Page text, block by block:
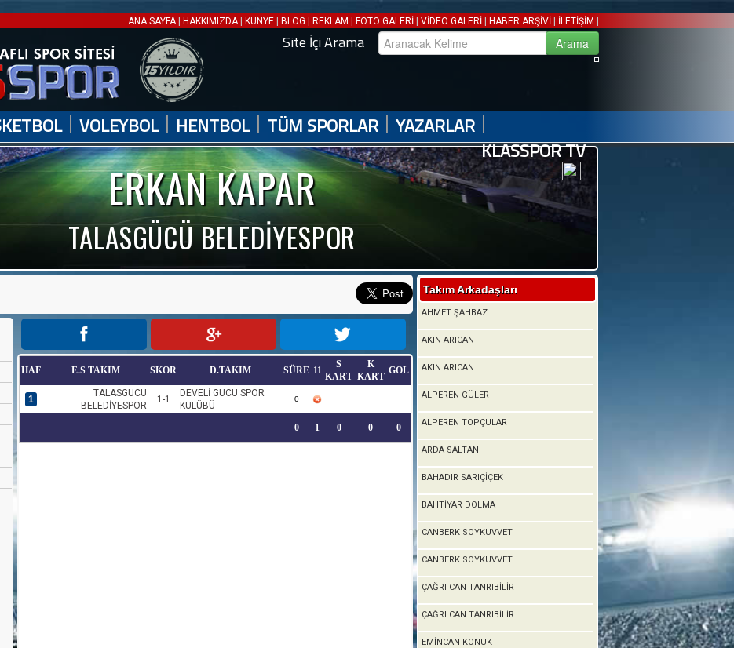
ANA SAYFA| HAKKIMIZDA| KÜNYE | BLOG | REKLAM | FOTO GALERİ | VİDEO GALERİ | HABER ARŞİVİ | İLETİŞİM |
Site İçi Arama
| VOLEYBOL | HENTBOL | TÜM SPORLAR | YAZARLAR |
KLASSPOR TV
ERKAN KAPAR
TALASGÜCÜ BELEDİYESPOR
HAF E.S TAKIM SKOR D.TAKIM SÜRE 11
S
KART
K
KART
GOL
1
TALASGÜCÜ
BELEDİYESPOR
1-1
DEVELİ GÜCÜ SPOR
KULÜBÜ
0
0 1 0 0 0
Takım Arkadaşları
AHMET ŞAHBAZ
AKIN ARICAN
AKIN ARICAN
ALPEREN GÜLER
ALPEREN TOPÇULAR
ARDA SALTAN
BAHADIR SARIÇİÇEK
BAHTİYAR DOLMA
CANBERK SOYKUVVET
CANBERK SOYKUVVET
ÇAĞRI CAN TANRIBİLİR
ÇAĞRI CAN TANRIBİLİR
EMİNCAN KONUK